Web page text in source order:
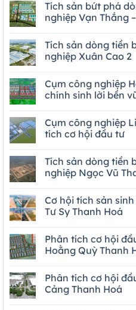
Tích sản bứt phá
nghiệp Vạn Thắng
Tích sản dòng tiền
nghiệp Xuân Cao 2
Cụm công nghiệp
chính sinh lời bền
Cụm công nghiệp
tích cơ hội đầu tư
Tích sản dòng tiền
nghiệp Ngọc Vũ
Cơ hội tích sản
Tư Sy Thanh Hoá
Phân tích cơ hội
Hoằng Quỳ Thanh
Phân tích cơ hội
Cảng Thanh Hoá